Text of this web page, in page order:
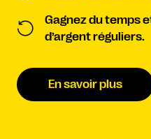
Gagnez du temps
d’argent réguliers.
En savoir plus